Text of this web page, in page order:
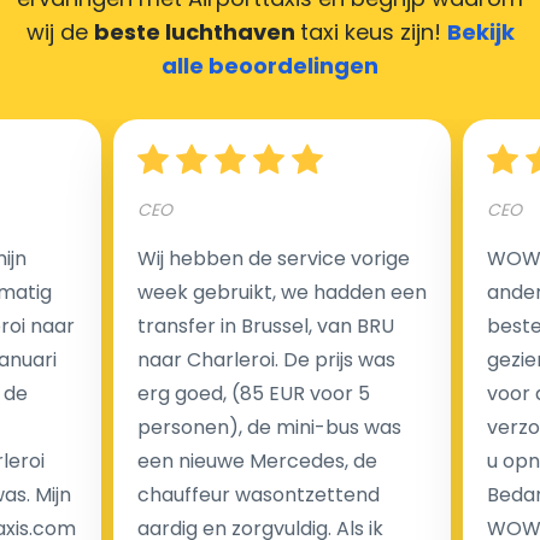
maken door uw feedback achter te laten en wij
zorgen ervoor dat uw chauffeur deze krijgt.
Hoeveel kost een luchthaven taxi transfer?
Een van de meest aantrekkelijke voordelen van
luchthaventaxi's is een vast tarief voor uw rit. In
tegenstelling tot traditionele taxi's met taxameter
brengen wij u geen extra kosten in rekening voor de
We hebben geen ophaaltarief of extra kosten voor
wachttijd als uw vlucht vertraging heeft.
wij de beste luchthaven taxi keus zijn! Bekijk
alle beoordelingen
naar
Mijn
CEO
Wij hebben de service vorige
week gebruikt, we hadden een
transfer in Brussel, van BRU
naar Charleroi. De prijs was
erg goed, (85 EUR voor 5
personen), de mini-bus was
een nieuwe Mercedes, de
chauffeur wasontzettend
aardig en zorgvuldig. Als ik
CEO
voor
u